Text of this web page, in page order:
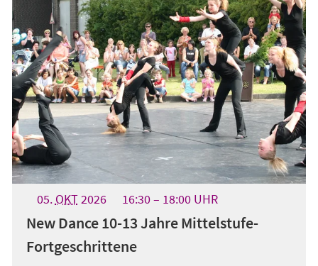
05. OKT2026 16:30 18:00UHR
New Dance 10-13 Jahre Mittelstufe-
Fortgeschrittene